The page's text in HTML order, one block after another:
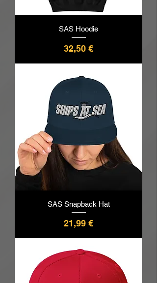
SAS Hoodie
Pris
32,50 €
SAS Snapback Hat
Pris
21,99 €